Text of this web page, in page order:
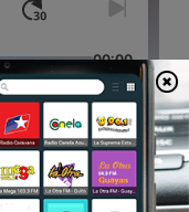
00:00